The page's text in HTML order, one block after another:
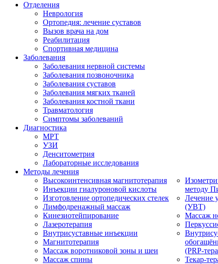
Отделения
Неврология
Ортопедия: лечение суставов
Вызов врача на дом
Реабилитация
Спортивная медицина
Заболевания
Заболевания нервной системы
Заболевания позвоночника
Заболевания суставов
Заболевания мягких тканей
Заболевания костной ткани
Травматология
Симптомы заболеваний
Диагностика
МРТ
УЗИ
Денситометрия
Лабораторные исследования
Методы лечения
Высокоинтенсивная магнитотерапия
Инъекции гиалуроновой кислоты
Изготовление ортопедических стелек
Лимфодренажный массаж
Кинезиотейпирование
Лазеротерапия
Внутрисуставные инъекции
Магнитотерапия
Массаж воротниковой зоны и шеи
Массаж спины
методу
Лечение
(УВТ)
Массаж
(PRP-
Текар-